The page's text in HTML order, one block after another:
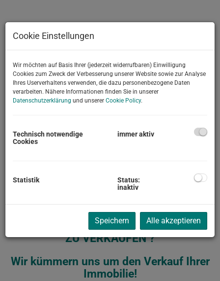
DER IMMOPLEX-Immobilien-VERKAUF
Ihre Immobilie(n) in den Bezirken /
Städten
Hollabrunn (HL), Korneuburg
/ Stockerau (KO),
Horn (HO) und in WIEN
ZU VERKAUFEN ?
Wir kümmern uns um den Verkauf Ihrer
Immobilie!
Cookie Einstellungen
Wir möchten auf Basis Ihrer (jederzeit widerrufbaren) Einwilligung
Cookies zum Zweck der Verbesserung unserer Website sowie zur Analyse
Ihres Userverhaltens verwenden, die dazu personenbezogene Daten
verarbeiten. Nähere Informationen finden Sie in unserer
Datenschutzerklärung und unserer Cookie Policy.
Technisch notwendige
Cookies
immer aktiv
Statistik
Status:
inaktiv
Speichern Alle akzeptieren